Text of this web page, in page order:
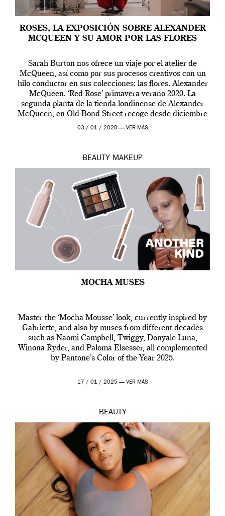
ROSES, LA EXPOSICIÓN SOBRE ALEXANDER
MCQUEEN Y SU AMOR POR LAS FLORES
Sarah Burton nos ofrece un viaje por el atelier de
McQueen, así como por sus procesos creativos con un
hilo conductor en sus colecciones: las flores. Alexander
McQueen. ‘Red Rose’ primavera-verano 2020. La
segunda planta de la tienda londinense de Alexander
McQueen, en Old Bond Street recoge desde diciembre
de 2019 hasta final de abril […]
03 / 01 / 2020 — VER MÁS
BEAUTY MAKEUP
MOCHA MUSES
Master the ‘Mocha Mousse’ look, currently inspired by
Gabriette, and also by muses from different decades
such as Naomi Campbell, Twiggy, Donyale Luna,
Winona Ryder, and Paloma Elsesser, all complemented
by Pantone’s Color of the Year 2025.
17 / 01 / 2025 — VER MÁS
BEAUTY